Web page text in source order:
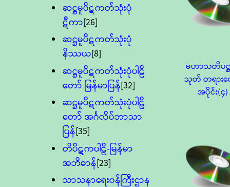
ဆဋ္ဌမူပိဋကတ်သုံးပုံ
ဋီကာ[26]
ဆဋ္ဌမူပိဋကတ်သုံးပုံ
နိဿယ[8]
ဆဋ္ဌမူပိဋကတ်သုံးပုံပါဠိ
တော် မြန်မာပြန်[32]
ဆဋ္ဌမူပိဋကတ်သုံးပုံပါဠိ
တော် အင်္ဂလိပ်ဘာသာ
ပြန်[35]
တိပိဋကပါဠိ-မြန်မာ
အဘိဓာန်[23]
သာသနာရေး၀န်ကြီးဌာန
မဟာသတိပဋ္
သုတ် တရား
အပိုင်း(၄)